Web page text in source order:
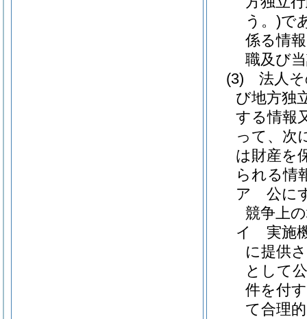
う。)で
係る情
職及び
(3)
法人
び地方独
する情報
って、次
は財産を
られる情
ア
公に
競争上
イ
実施
に提供
として
件を付
て合理